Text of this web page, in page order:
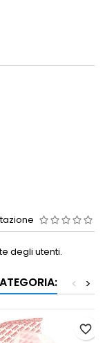
degli utenti.
>
<
favorite_border